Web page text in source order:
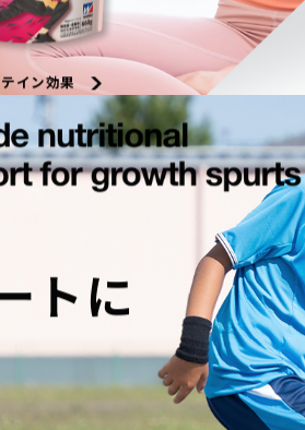
イン効果
トに